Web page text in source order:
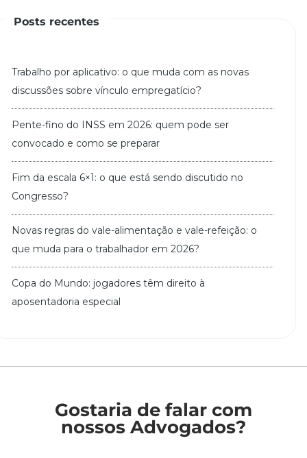
Posts recentes
Trabalho por aplicativo: o que muda com as novas
discussões sobre vínculo empregatício?
Pente-fino do INSS em 2026: quem pode ser
convocado e como se preparar
Fim da escala 6×1: o que está sendo discutido no
Congresso?
Novas regras do vale-alimentação e vale-refeição: o
que muda para o trabalhador em 2026?
Copa do Mundo: jogadores têm direito à
aposentadoria especial
Gostaria de falar com
nossos Advogados?